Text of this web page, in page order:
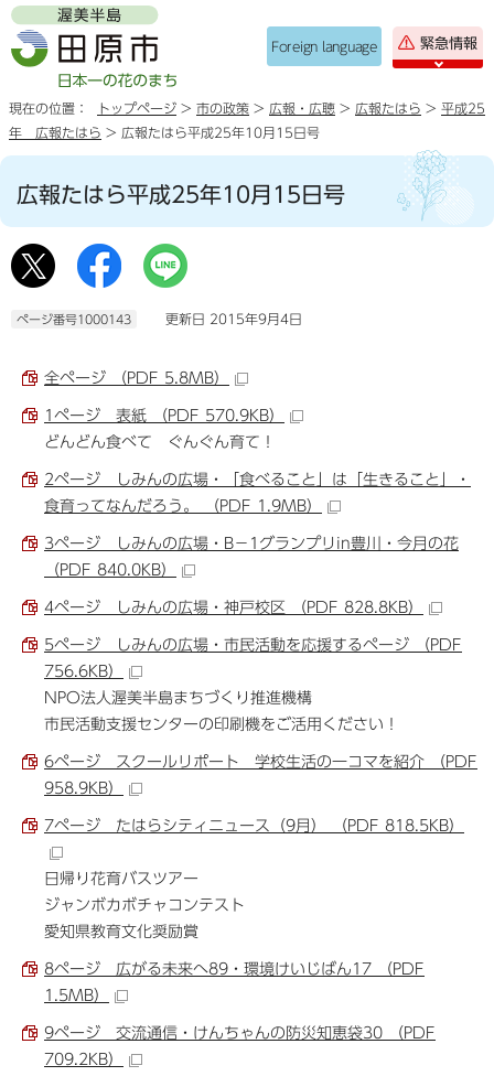
Foreign language 緊急情報
現在の位置： トップページ > 市の政策 > 広報・広聴 > 広報たはら > 平成25
年 広報たはら > 広報たはら平成25年10月15日号
広報たはら平成25年10月15日号
ページ番号1000143 更新日 2015年9月4日
全ページ （PDF 5.8MB）
1ページ 表紙 （PDF 570.9KB）
どんどん食べて ぐんぐん育て！
2ページ しみんの広場・「食べること」は「生きること」・
食育ってなんだろう。 （PDF 1.9MB）
3ページ しみんの広場・B－1グランプリin豊川・今月の花
（PDF 840.0KB）
4ページ しみんの広場・神戸校区 （PDF 828.8KB）
5ページ しみんの広場・市民活動を応援するページ （PDF
756.6KB）
NPO法人渥美半島まちづくり推進機構
市民活動支援センターの印刷機をご活用ください！
6ページ スクールリポート 学校生活の一コマを紹介 （PDF
958.9KB）
7ページ たはらシティニュース（9月） （PDF 818.5KB）
日帰り花育バスツアー
ジャンボカボチャコンテスト
愛知県教育文化奨励賞
8ページ 広がる未来へ89・環境けいじばん17 （PDF
1.5MB）
9ページ 交流通信・けんちゃんの防災知恵袋30 （PDF
709.2KB）